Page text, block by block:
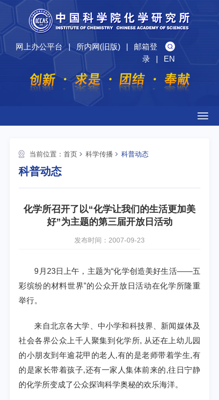
网上办公平台|所内网(旧版)| 邮箱登
录| EN
当前位置： 首页 科学传播 科普动态
科普动态
化学所召开了以“化学让我们的生活更加美
好”为主题的第三届开放日活动
发布时间：2007-09-23
9月23日上午，主题为“化学创造美好生活——五
彩缤纷的材料世界”的公众开放日活动在化学所隆重
举行。
来自北京各大学、中小学和科技界、新闻媒体及
社会各界公众上千人聚集到化学所, 从还在上幼儿园
的小朋友到年逾花甲的老人,有的是老师带着学生,有
的是家长带着孩子,还有一家人集体前来的,往日宁静
的化学所变成了公众探询科学奥秘的欢乐海洋。